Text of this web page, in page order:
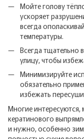
Мойте голову
ускоряет
всегда
температуры.
Всегда тщательно
улицу, чтобы
Минимизируйте
обязательно
избежать
Многие
кератинового
и нужно, особенно